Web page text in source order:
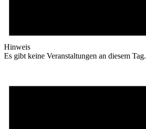
Hinweis
Es gibt keine Veranstaltungen an diesem Tag.